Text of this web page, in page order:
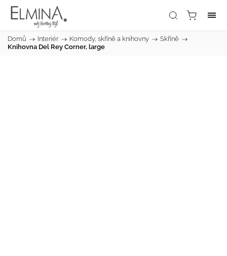
Domů / Interiér / Komody, skříně a knihovny / Skříně /
Knihovna Del Rey Corner, large